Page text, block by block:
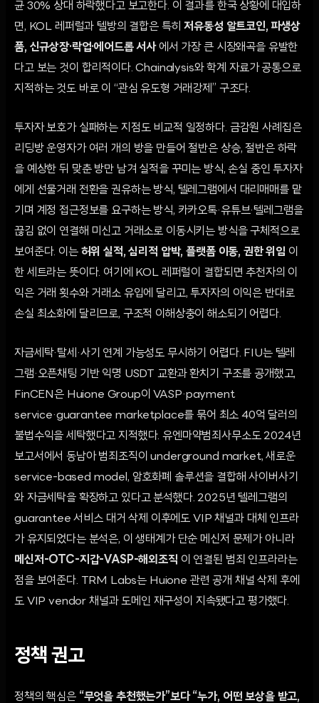
균 30% 상대 하락했다고 보고한다. 이 결과를 한국 상황에 대입하
면, KOL 레퍼럴과 텔방의 결합은 특히저유동성 알트코인, 파생상
품, 신규상장·락업·에어드롭 서사에서 가장 큰 시장왜곡을 유발한
다고 보는 것이 합리적이다. Chainalysis와 학계 자료가 공통으로
지적하는 것도 바로 이 “관심 유도형 거래강제” 구조다.
투자자 보호가 실패하는 지점도 비교적 일정하다. 금감원 사례집은
리딩방 운영자가 여러 개의 방을 만들어 절반은 상승, 절반은 하락
을 예상한 뒤 맞춘 방만 남겨 실적을 꾸미는 방식, 손실 중인 투자자
에게 선물거래 전환을 권유하는 방식, 텔레그램에서 대리매매를 맡
기며 계정 접근정보를 요구하는 방식, 카카오톡·유튜브·텔레그램을
끊김 없이 연결해 미신고 거래소로 이동시키는 방식을 구체적으로
보여준다. 이는 허위 실적, 심리적 압박, 플랫폼 이동, 권한 위임 이
한 세트라는 뜻이다. 여기에 KOL 레퍼럴이 결합되면 추천자의 이
익은 거래 횟수와 거래소 유입에 달리고, 투자자의 이익은 반대로
손실 최소화에 달리므로, 구조적 이해상충이 해소되기 어렵다.
자금세탁·탈세·사기 연계 가능성도 무시하기 어렵다. FIU는 텔레
그램·오픈채팅 기반 익명 USDT 교환과 환치기 구조를 공개했고,
FinCEN은 Huione Group이 VASP·payment
service·guarantee marketplace를 묶어 최소 40억 달러의
불법수익을 세탁했다고 지적했다. 유엔마약범죄사무소도 2024년
보고서에서 동남아 범죄조직이 underground market, 새로운
service-based model, 암호화폐 솔루션을 결합해 사이버사기
와 자금세탁을 확장하고 있다고 분석했다. 2025년 텔레그램의
guarantee 서비스 대거 삭제 이후에도 VIP 채널과 대체 인프라
가 유지되었다는 분석은, 이 생태계가 단순 메신저 문제가 아니라
메신저-OTC-지갑-VASP-해외조직 이 연결된 범죄 인프라라는
점을 보여준다. TRM Labs는 Huione 관련 공개 채널 삭제 후에
도 VIP vendor 채널과 도메인 재구성이 지속됐다고 평가했다.
정책 권고
정책의 핵심은 “무엇을 추천했는가”보다 “누가, 어떤 보상을 받고,